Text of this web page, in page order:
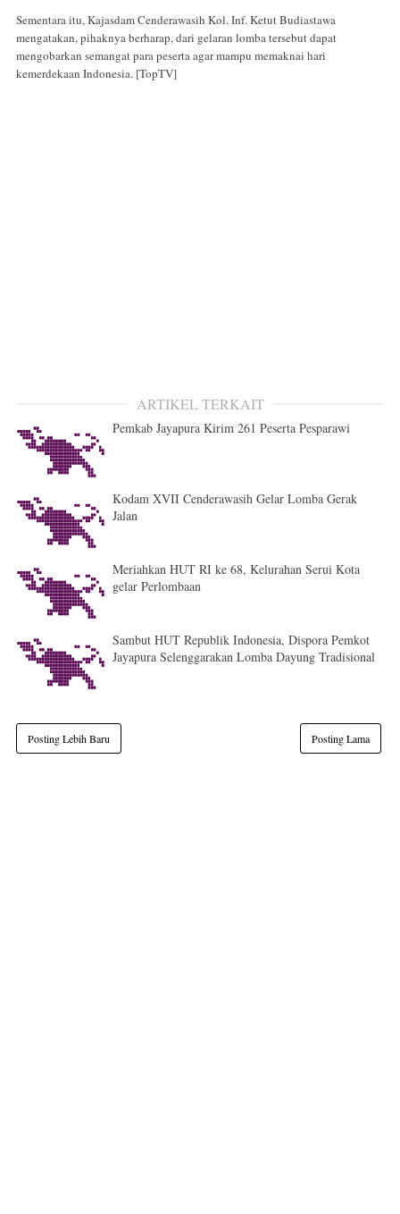
Sementara itu, Kajasdam Cenderawasih Kol. Inf. Ketut Budiastawa
mengatakan, pihaknya berharap, dari gelaran lomba tersebut dapat
mengobarkan semangat para peserta agar mampu memaknai hari
kemerdekaan Indonesia. [TopTV]
ARTIKEL TERKAIT
Pemkab Jayapura Kirim 261 Peserta Pesparawi
Kodam XVII Cenderawasih Gelar Lomba Gerak
Jalan
Meriahkan HUT RI ke 68, Kelurahan Serui Kota
gelar Perlombaan
Sambut HUT Republik Indonesia, Dispora Pemkot
Jayapura Selenggarakan Lomba Dayung Tradisional
Posting Lebih Baru Posting Lama